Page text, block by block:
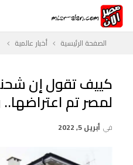
الصفحة الرئيسية أخبار عالمية
كييف تقول إن
لمصر تم
في أبريل 5, 2022